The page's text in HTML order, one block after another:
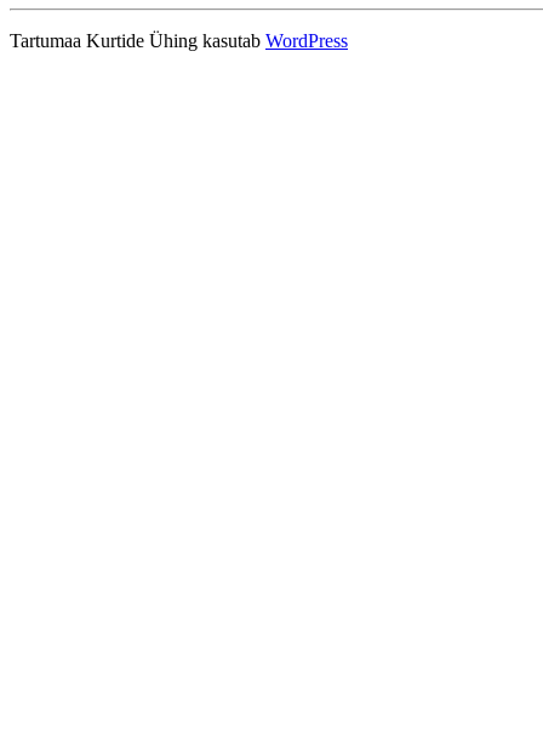
Tartumaa Kurtide Ühing kasutab WordPress